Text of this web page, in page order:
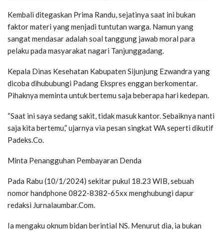
Kembali ditegaskan Prima Randu, sejatinya saat ini bukan
faktor materi yang menjadi tuntutan warga. Namun yang
sangat mendasar adalah soal tanggung jawab moral para
pelaku pada masyarakat nagari Tanjunggadang.
Kepala Dinas Kesehatan Kabupaten Sijunjung Ezwandra yang
dicoba dihububungi Padang Ekspres enggan berkomentar.
Pihaknya meminta untuk bertemu saja beberapa hari kedepan.
“Saat ini saya sedang sakit, tidak masuk kantor. Sebaiknya nanti
saja kita bertemu,” ujarnya via pesan singkat WA seperti dikutif
Padeks.Co.
Minta Penangguhan Pembayaran Denda
Pada Rabu (10/1/2024) sekitar pukul 18.23 WIB, sebuah
nomor handphone 0822-8382-65xx menghubungi dapur
redaksi Jurnalaumbar.Com.
Ia mengaku oknum bidan berintial NS. Menurut dia, ia bukan